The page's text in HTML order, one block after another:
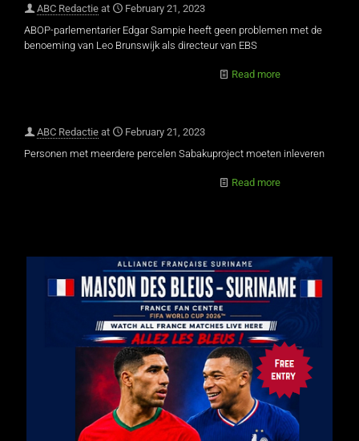
ABC Redactie at
February 21, 2023
ABOP-parlementarier Edgar Sampie heeft geen problemen met de
benoeming van Leo Brunswijk als directeur van EBS
Read more
ABC Redactie at
February 21, 2023
Personen met meerdere percelen Sabakuproject moeten inleveren
Read more